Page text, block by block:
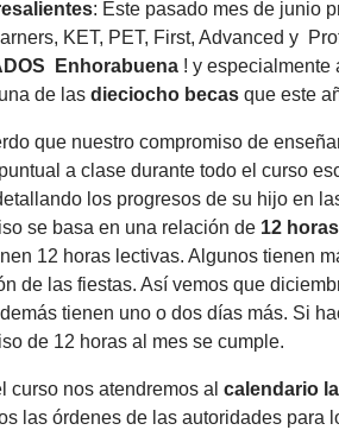
: Este pasado mes de junio
KET, PET, First, Advanced y
Enhorabuena ! y especialmente
de las dieciocho becas que este
que nuestro compromiso de
a clase durante todo el curso
los progresos de su hijo en
se basa en una relación de 12
12 horas lectivas. Algunos tienen
de las fiestas. Así vemos que
tienen uno o dos días más. Si
de 12 horas al mes se cumple.
curso nos atendremos al calendario
las órdenes de las autoridades para